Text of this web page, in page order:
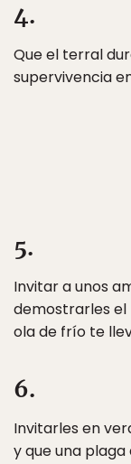
4.
Que el terral
supervivencia
5.
Invitar a unos
demostrarles el
ola de frío te
6.
Invitarles en
y que una